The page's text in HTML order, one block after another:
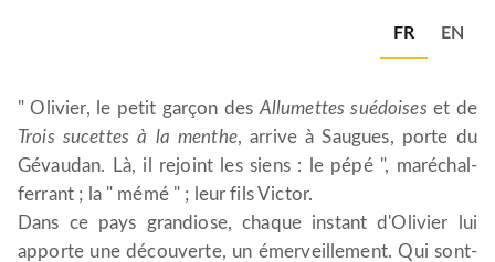
FR EN
" Olivier, le petit garçon des Allumettes suédoiseset de
Trois sucettes à la menthe, arrive à Saugues, porte du
Gévaudan. Là, il rejoint les siens : le pépé ", maréchal-
ferrant ; la " mémé " ; leur fils Victor.
Dans ce pays grandiose, chaque instant d'Olivier lui
apporte une découverte, un émerveillement. Qui sont-